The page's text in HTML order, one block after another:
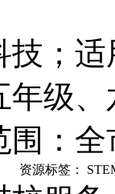
；
级
：
资源标签：